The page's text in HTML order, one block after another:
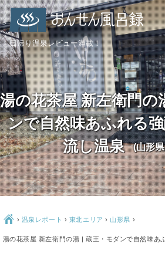
日帰り温泉レビュー満載！
湯の花茶屋 新左衛門の
ンで自然味あふれる
流し温泉
(山形
Ç › 温泉レポート › 東北エリア › 山形県 ›
湯の花茶屋 新左衛門の湯 | 蔵王・モダンで自然味あ